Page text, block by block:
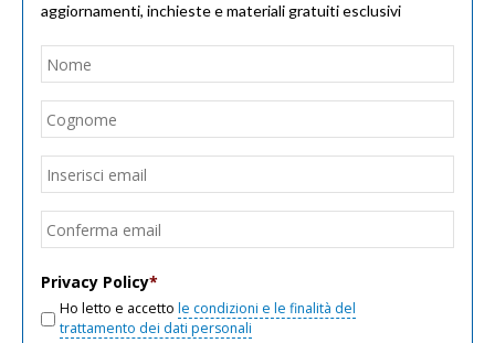
aggiornamenti, inchieste e materiali gratuiti esclusivi
Nome
Email
Privacy Policy*
Ho letto e accetto le condizioni e le finalità del
trattamento dei dati personali